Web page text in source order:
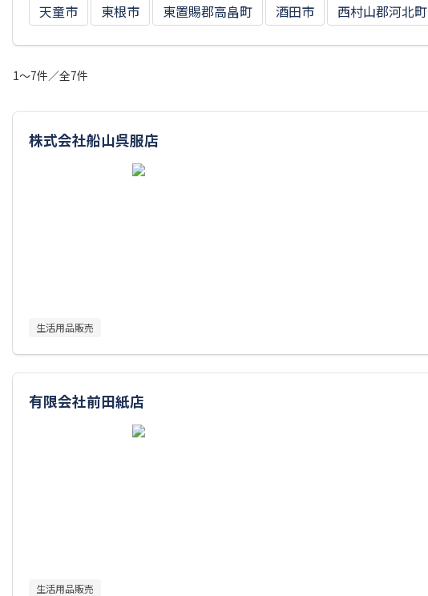
天童市
東根市 東置賜郡高畠町 酒田市 西村山郡河北町
1～7件／全7件
株式会社船山呉服店
生活用品販売
有限会社前田紙店
生活用品販売